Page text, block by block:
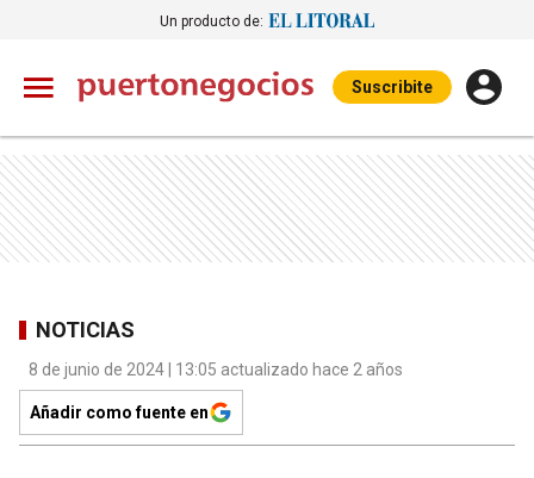
Un producto de:
Suscribite
NOTICIAS
8 de junio de 2024 | 13:05 actualizado hace 2 años
Añadir como fuente en